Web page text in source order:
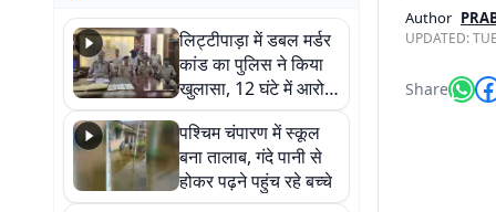
लिट्टीपाड़ा में डबल मर्डर
कांड का पुलिस ने किया
खुलासा, 12 घंटे में आरोपी
गिरफ्तार
पश्चिम चंपारण में स्कूल
बना तालाब, गंदे पानी से
होकर पढ़ने पहुंच रहे बच्चे
Author
UPDATED:
Share